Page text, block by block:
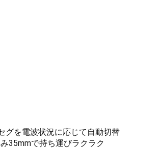
グを電波状況に応じて自動切替
35mmで持ち運びラクラク